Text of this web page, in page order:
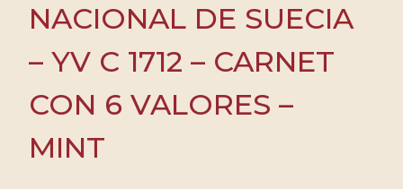
NACIONAL DE SUECIA
– YV C 1712 – CARNET
CON 6 VALORES –
MINT